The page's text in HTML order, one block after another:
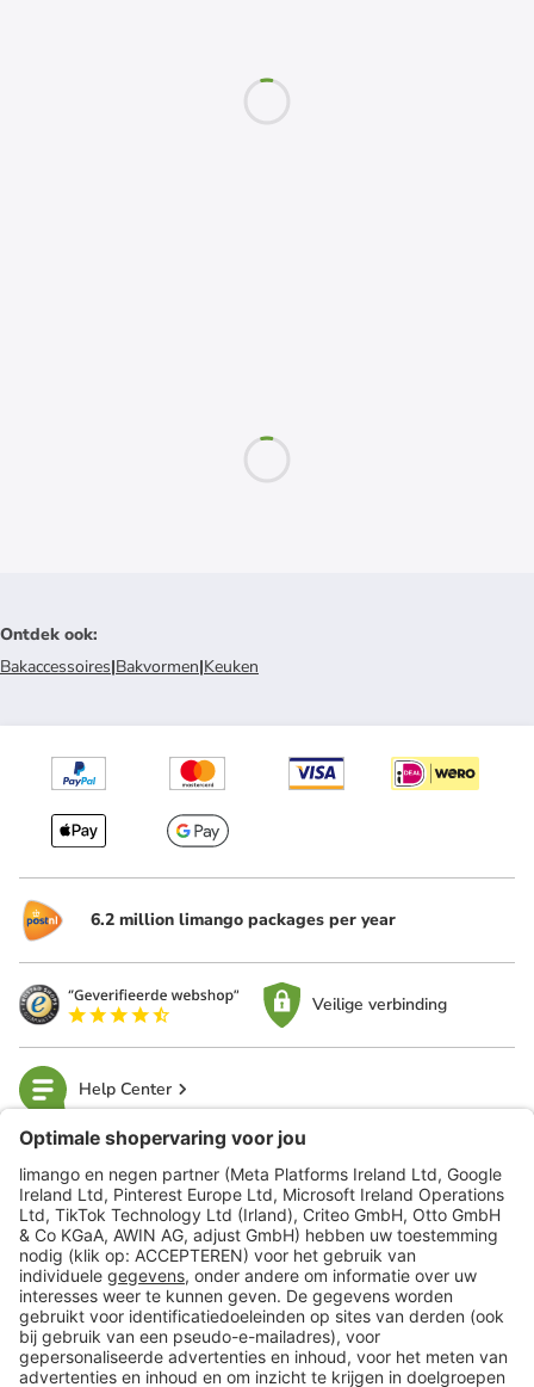
Ontdek ook:
Bakaccessoires|Bakvormen|Keuken
6.2 million limango packages per year
Veilige verbinding
Help Center
limango
Veilig winkelen
Klantenservice
Shop
Acties